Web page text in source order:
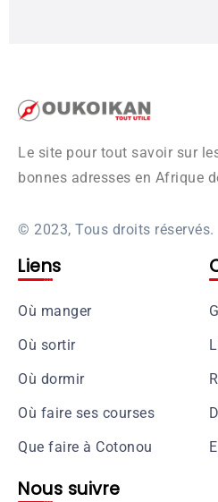
Le site pour tout savoir sur
bonnes adresses en Afrique
© 2023, Tous droits réservés.
Liens
Où manger
Où sortir
Où dormir
Où faire ses courses
Que faire à Cotonou
Nous suivre